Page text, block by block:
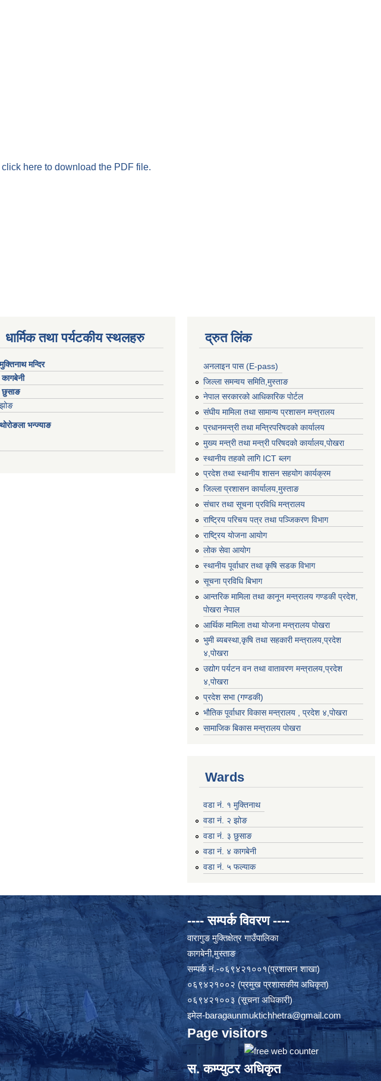
click here to download the PDF file.
धार्मिक तथा पर्यटकीय स्थलहरु
मुक्तिनाथ मन्दिर
कागबेनी
छुसाङ
झोङ
थोरोङला भन्ज्याङ
द्रुत लिंक
अनलाइन पास (E-pass)
जिल्ला समन्वय समिति,मुस्ताङ
नेपाल सरकारको आधिकारिक पोर्टल
संघीय मामिला तथा सामान्य प्रशासन मन्त्रालय
प्रधानमन्त्री तथा मन्त्रिपरिषदको कार्यालय
मुख्य मन्त्री तथा मन्त्री परिषदको कार्यालय,पोखरा
स्थानीय तहको लागि ICT ब्लग
प्रदेश तथा स्थानीय शासन सहयोग कार्यक्रम
जिल्ला प्रशासन कार्यालय,मुस्ताङ
संचार तथा सूचना प्रविधि मन्त्रालय
राष्ट्रिय परिचय पत्र तथा पञ्जिकरण विभाग
राष्ट्रिय योजना आयोग
लोक सेवा आयोग
स्थानीय पूर्वाधार तथा कृषि सडक विभाग
सूचना प्रविधि बिभाग
आन्तरिक मामिला तथा कानून मन्त्रालय गण्डकी प्रदेश,
पाेखरा नेपाल
आर्थिक मामिला तथा योजना मन्त्रालय पोखरा
भुमी ब्यबस्था,कृषि तथा सहकारी मन्त्रालय,प्रदेश
४,पोखरा
उद्योग पर्यटन वन तथा वातावरण मन्त्रालय,प्रदेश
४,पोखरा
प्रदेश सभा (गण्डकी)
भौतिक पूर्वाधार विकास मन्त्रालय , प्रदेश ४,पोखरा
सामाजिक बिकास मन्त्रालय पोखरा
Wards
वडा नं. १ मुक्तिनाथ
वडा नं. २ झोङ
वडा नं. ३ छुसाङ
वडा नं. ४ कागबेनी
वडा नं. ५ फल्याक
---- सम्पर्क विवरण ----
वारागुङ मुक्तिक्षेत्र गाउँपालिका
कागबेनी,मुस्ताङ
सम्पर्क नं.-०६९४२१००१(प्रशासन शाखा)
०६९४२१००२ (प्रमुख प्रशासकीय अधिकृत)
०६९४२१००३ (सूचना अधिकारी)
इमेल-baragaunmuktichhetra@gmail.com
Page visitors
स. कम्प्युटर अधिकृत